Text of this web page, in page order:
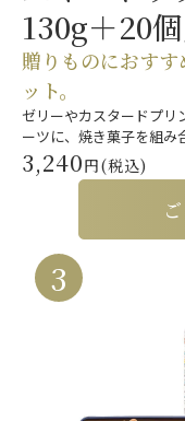
130g＋20
贈りものにおすす
ット。
ゼリーやカスタードプリ
ーツに、焼き菓子を組み
3,240円(税込)
3